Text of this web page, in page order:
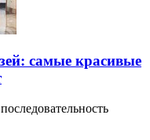
самые красивые